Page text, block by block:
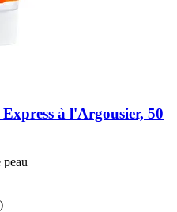
à l'Argousier, 50
peau